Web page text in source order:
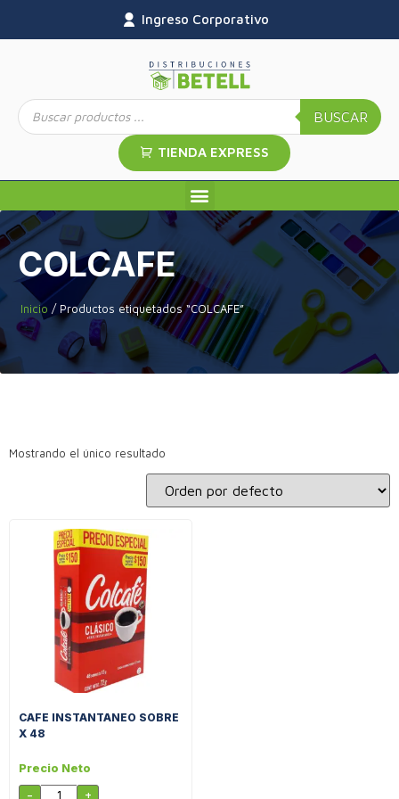
Ingreso Corporativo
BUSCAR
TIENDA EXPRESS
COLCAFE
Inicio / Productos etiquetados “COLCAFE”
Mostrando el único resultado
CAFE INSTANTANEO SOBRE
X 48
Precio Neto
- +